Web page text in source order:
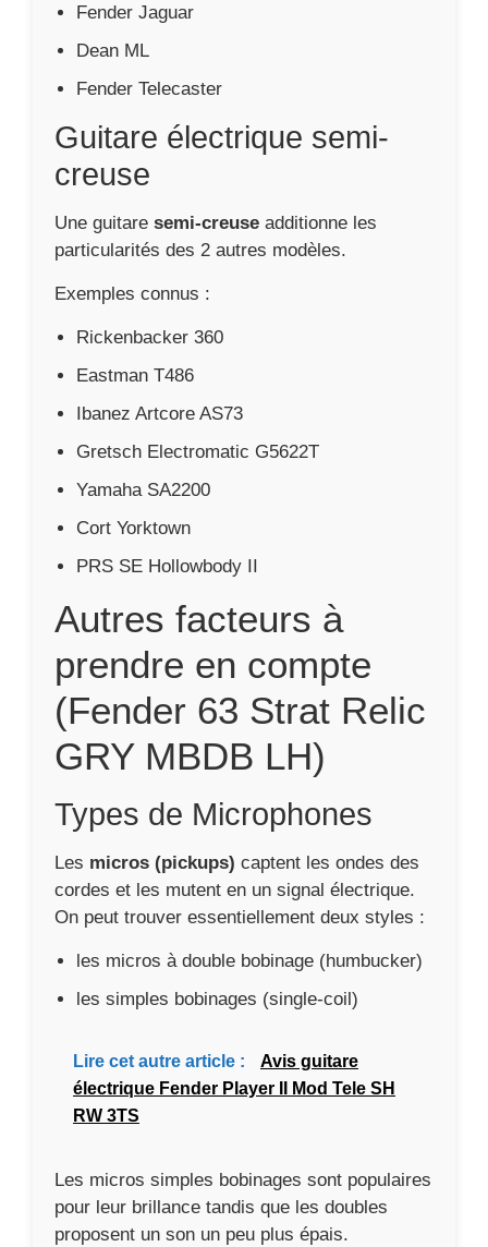
Fender Jaguar
Dean ML
Fender Telecaster
Guitare électrique semi-
creuse
Une guitare semi-creuse additionne les
particularités des 2 autres modèles.
Exemples connus :
Rickenbacker 360
Eastman T486
Ibanez Artcore AS73
Gretsch Electromatic G5622T
Yamaha SA2200
Cort Yorktown
PRS SE Hollowbody II
Autres facteurs à
prendre en compte
(Fender 63 Strat Relic
GRY MBDB LH)
Types de Microphones
Les micros (pickups) captent les ondes des
cordes et les mutent en un signal électrique.
On peut trouver essentiellement deux styles :
les micros à double bobinage (humbucker)
les simples bobinages (single-coil)
Lire cet autre article :
Avis guitare
électrique Fender Player II Mod Tele SH
RW 3TS
Les micros simples bobinages sont populaires
pour leur brillance tandis que les doubles
proposent un son un peu plus épais.